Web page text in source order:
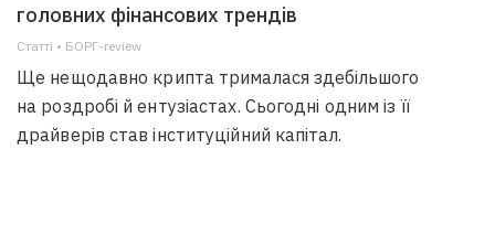
головних фінансових трендів
Статті • БОРГ-review
Ще нещодавно крипта трималася здебільшого
на роздробі й ентузіастах. Сьогодні одним із її
драйверів став інституційний капітал.